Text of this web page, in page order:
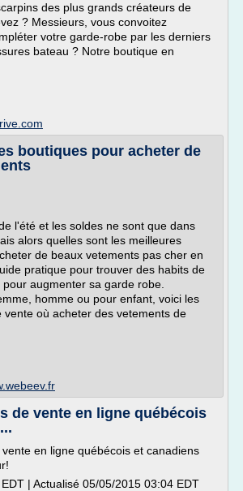
des plus grands créateurs de
? Messieurs, vous convoitez
votre garde-robe par les derniers
bateau ? Notre boutique en
boutiques pour acheter de
l'été et les soldes ne sont que dans
alors quelles sont les meilleures
de beaux vetements pas cher en
pratique pour trouver des habits de
augmenter sa garde robe.
homme ou pour enfant, voici les
vente où acheter des vetements de
de vente en ligne québécois
en ligne québécois et canadiens
| Actualisé 05/05/2015 03:04 EDT